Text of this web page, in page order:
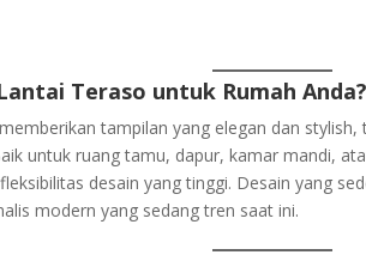
Teraso untuk Rumah Anda?
tampilan yang elegan dan
untuk ruang tamu, dapur, kamar mandi,
desain yang tinggi. Desain yang
modern yang sedang tren saat ini.